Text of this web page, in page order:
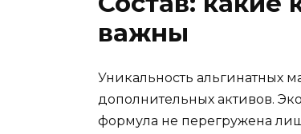
важны
Уникальность альгинатных
дополнительных активов.
формула не перегружена